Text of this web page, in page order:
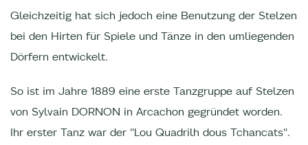
Gleichzeitig hat sich jedoch eine Benutzung der Stelzen
bei den Hirten für Spiele und Tänze in den umliegenden
Dörfern entwickelt.
So ist im Jahre 1889 eine erste Tanzgruppe auf Stelzen
von Sylvain DORNON in Arcachon gegründet worden.
Ihr erster Tanz war der "Lou Quadrilh dous Tchancats".